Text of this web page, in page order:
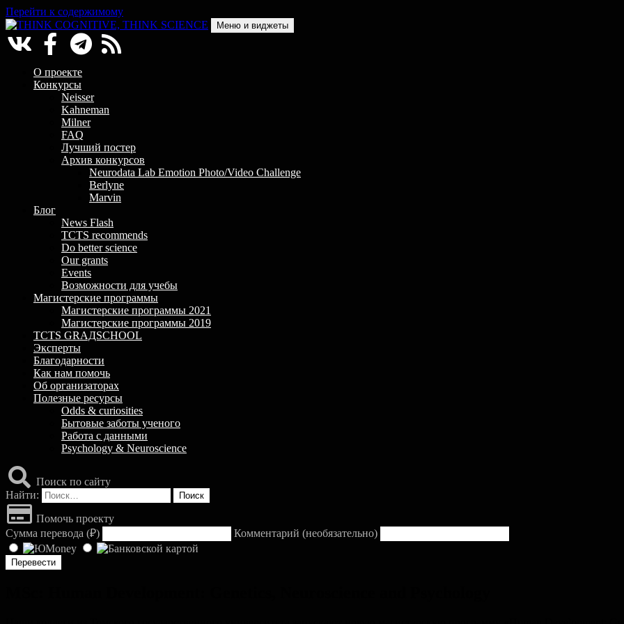
Перейти к содержимому
THINK COGNITIVE, THINK SCIENCE
Научно-образовательный проект в сфере когнитивной науки
Меню и виджеты
О проекте
Конкурсы
Neisser
Kahneman
Milner
FAQ
Лучший постер
Архив конкурсов
Neurodata Lab Emotion Photo/Video Challenge
Berlyne
Marvin
Блог
News Flash
TCTS recommends
Do better science
Our grants
Events
Возможности для учебы
Магистерские программы
Магистерские программы 2021
Магистерские программы 2019
TCTS GRАДSCHOOL
Эксперты
Благодарности
Как нам помочь
Об организаторах
Полезные ресурсы
Odds & curiosities
Бытовые заботы ученого
Работа с данными
Psychology & Neuroscience
Поиск по сайту
Найти:
Помочь проекту
Сумма перевода (₽) Комментарий (необязательно)